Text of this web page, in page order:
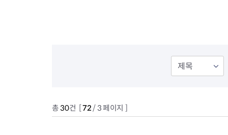
총30건 [72 / 3 페이지 ]